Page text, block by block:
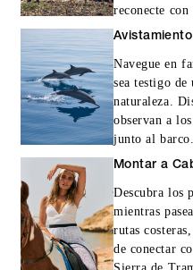
reconecte
Navegue en
sea testigo de
naturaleza.
observan a
junto al barco.
Montar a
Descubra los
mientras
rutas
de conectar